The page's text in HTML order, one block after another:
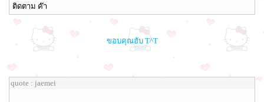
ติดตาม ค๊า
ขอบคุณฮับ T^T
quote : jaemei